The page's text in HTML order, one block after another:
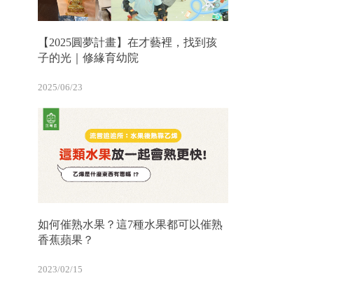
【2025圓夢計畫】在才藝裡，找到孩
子的光｜修緣育幼院
2025/06/23
如何催熟水果？這7種水果都可以催熟
香蕉蘋果？
2023/02/15